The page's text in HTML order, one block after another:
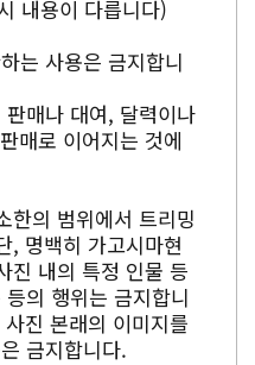
내용이 다릅니다)
는 사용은 금지합니
매나 대여, 달력이나
매로 이어지는 것에
한의 범위에서 트리밍
, 명백히 가고시마현
진 내의 특정 인물 등
의 행위는 금지합니
진 본래의 이미지를
금지합니다.